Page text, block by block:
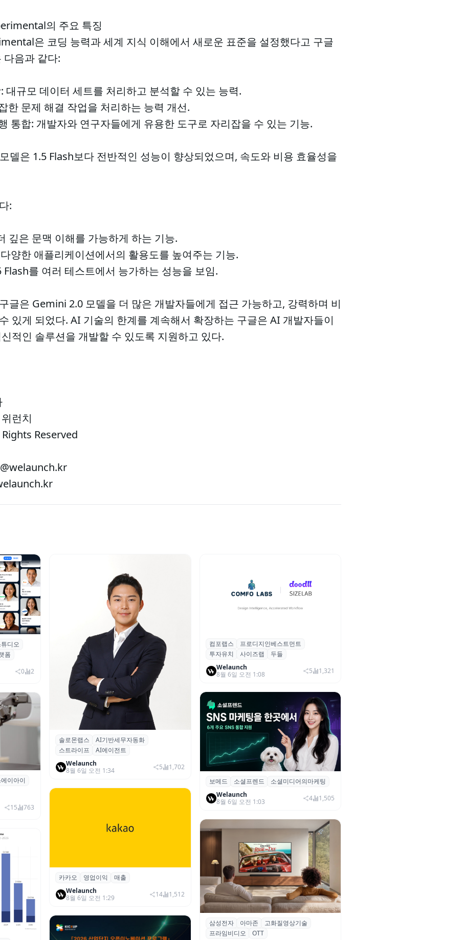
의 주요 특징
은 코딩 능력과 세계 지식 이해에서 새로운 표준을 설정했다고 구글
다음과 같다:
대규모 데이터 세트를 처리하고 분석할 수 있는 능력.
한 문제 해결 작업을 처리하는 능력 개선.
통합: 개발자와 연구자들에게 유용한 도구로 자리잡을 수 있는 기능.
델은 1.5 Flash보다 전반적인 성능이 향상되었으며, 속도와 비용 효율성을
:
깊은 문맥 이해를 가능하게 하는 기능.
양한 애플리케이션에서의 활용도를 높여주는 기능.
Flash를 여러 테스트에서 능가하는 성능을 보임.
글은 Gemini 2.0 모델을 더 많은 개발자들에게 접근 가능하고, 강력하며 비
있게 되었다. AI 기술의 한계를 계속해서 확장하는 구글은 AI 개발자들이
적인 솔루션을 개발할 수 있도록 지원하고 있다.
런치
Reserved
업 전문
디오
폼
0 2
곳과 손
이아이
15 763
솔로몬랩스, 스트라이프 출신 이창헌 영
입…절세 전략 AI 에이전트 개발 본격화
솔로몬랩스
AI기반세무자동화
스트라이프
AI에이전트
Welaunch
8월 6일 오전 1:34
5 1,702
카카오, 2026년 2분기 매출 2조985억·영
업이익 2770억…역대 분기 최대
카카오 영업이익
매출
Welaunch
8월 6일 오전 1:29
14 1,512
컴포랩스, 프로디지인베스트먼트로부터
시드 투자 유치
컴포랩스
프로디지인베스트먼트
투자유치
사이즈랩
두들
Welaunch
8월 6일 오전 1:08
5 1,321
보메드 ‘소셜프렌드’, 유튜브·인스타 등 6
개 SNS 마케팅 통합 지원
보메드 소셜프렌드
소셜미디어의마케팅
Welaunch
8월 6일 오전 1:03
4 1,505
삼성전자·아마존, 프라임 비디오에
‘HDR10+ 어드밴스드’ 적용
삼성전자 아마존
고화질영상기술
프라임비디오
OTT